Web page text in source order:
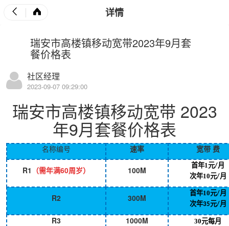
详情
瑞安市高楼镇移动宽带2023年9月套
餐价格表
社区经理
2023-09-07 09:29:00
瑞安市高楼镇移动宽带 2023
年9月套餐价格表
名称编号 速率 宽带费
R1 （需年满60周岁） 100M 首年1元/月
次年10元/月
R2 300M 首年10元/月
次年35元/月
R3 1000M 30元每月